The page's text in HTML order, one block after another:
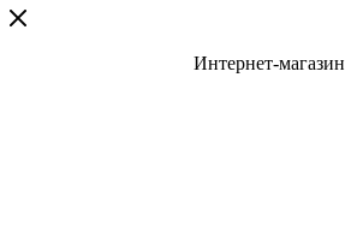
Интернет-магазин